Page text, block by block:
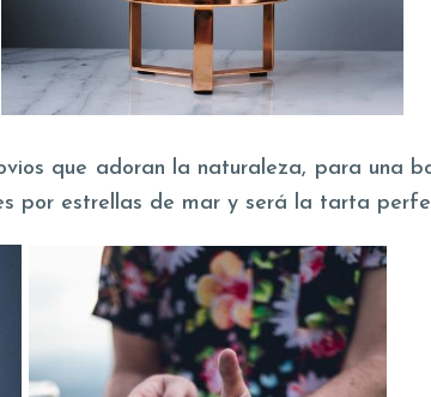
que adoran la naturaleza, para una
por estrellas de mar y será la tarta